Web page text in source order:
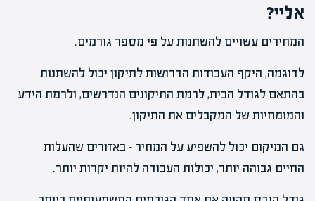
אליי?
המחירים עשויים להשתנות על פי מספר גורמים.
לדוגמה, היקף העבודות הדרושות לתיקון יכול להשתנות
בהתאם לגודל הבית, לרמת התיקונים הנדרשים, ולרמת הידע
והמומחיות של המקבלים את התיקון.
גם המיקום יכול להשפיע על המחיר – באזורים שהעלות
החיים גבוהה יותר, יכולות העבודה להיות יקרות יותר.